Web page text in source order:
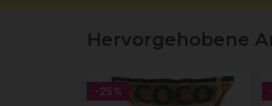
Hervorgehobene
-25%